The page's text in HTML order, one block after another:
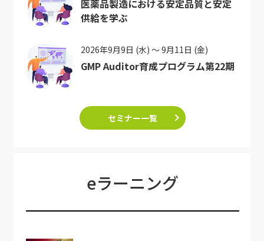
医薬品製造における安定品質と安定
供給を学ぶ
2026年9月9日 (水) ～ 9月11日 (金)
GMP Auditor育成プログラム第22期
セミナー一覧
eラーニング